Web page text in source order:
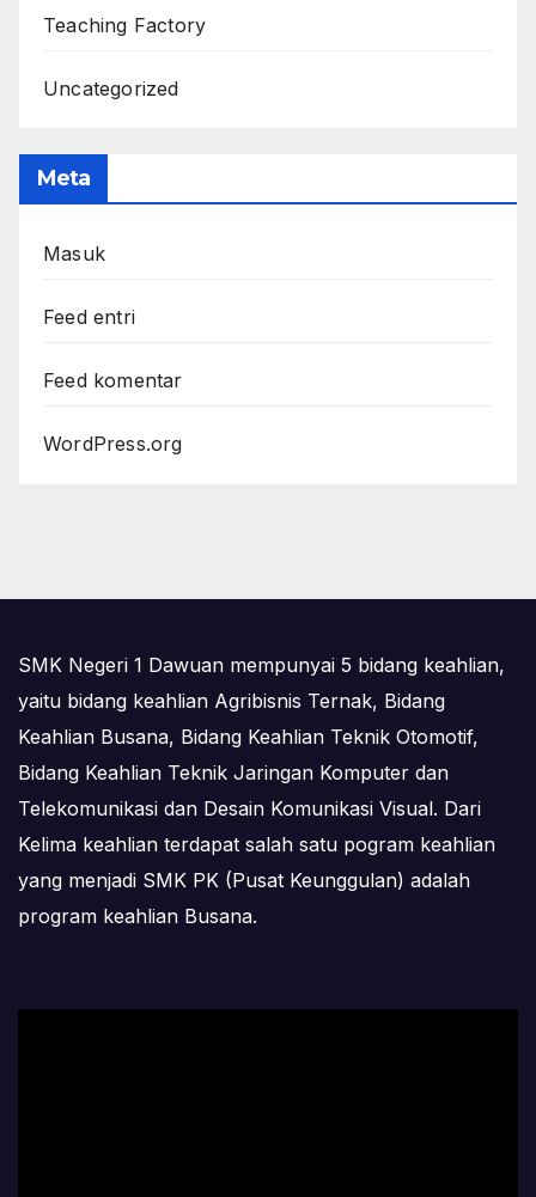
Teaching Factory
Uncategorized
Meta
Masuk
Feed entri
Feed komentar
WordPress.org
SMK Negeri 1 Dawuan mempunyai 5 bidang keahlian,
yaitu bidang keahlian Agribisnis Ternak, Bidang
Keahlian Busana, Bidang Keahlian Teknik Otomotif,
Bidang Keahlian Teknik Jaringan Komputer dan
Telekomunikasi dan Desain Komunikasi Visual. Dari
Kelima keahlian terdapat salah satu pogram keahlian
yang menjadi SMK PK (Pusat Keunggulan) adalah
program keahlian Busana.